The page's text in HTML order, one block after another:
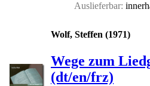
Auslieferbar:
Wolf, Steffen (1971)
Wege zum
(dt/en/frz)